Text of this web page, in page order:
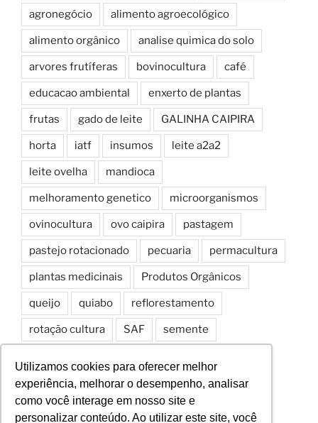
Utilizamos cookies para oferecer melhor
experiência, melhorar o desempenho, analisar
como você interage em nosso site e
personalizar conteúdo. Ao utilizar este site, você
agronegócio alimento agroecológico
alimento orgânico analise quimica do solo
arvores frutíferas bovinocultura café
educacao ambiental enxerto de plantas
frutas gado de leite GALINHA CAIPIRA
horta iatf insumos leite a2a2
leite ovelha mandioca
melhoramento genetico microorganismos
ovinocultura ovo caipira pastagem
pastejo rotacionado pecuaria permacultura
plantas medicinais Produtos Orgânicos
queijo quiabo reflorestamento
rotação cultura SAF semente